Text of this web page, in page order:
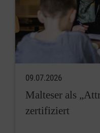
09.07.2026
Malteser als
zertifiziert